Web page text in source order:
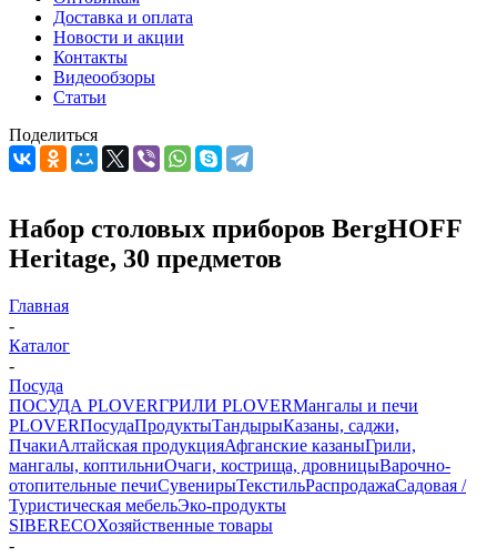
Доставка и оплата
Новости и акции
Контакты
Видеообзоры
Статьи
Поделиться
Набор столовых приборов BergHOFF
Heritage, 30 предметов
Главная
-
Каталог
-
Посуда
ПОСУДА PLOVERГРИЛИ PLOVERМангалы и печи
PLOVERПосудаПродуктыТандырыКазаны, саджи,
ПчакиАлтайская продукцияАфганские казаныГрили,
мангалы, коптильниОчаги, кострища, дровницыВарочно-
отопительные печиСувенирыТекстильРаспродажаСадовая /
Туристическая мебельЭко-продукты
SIBERECOХозяйственные товары
-